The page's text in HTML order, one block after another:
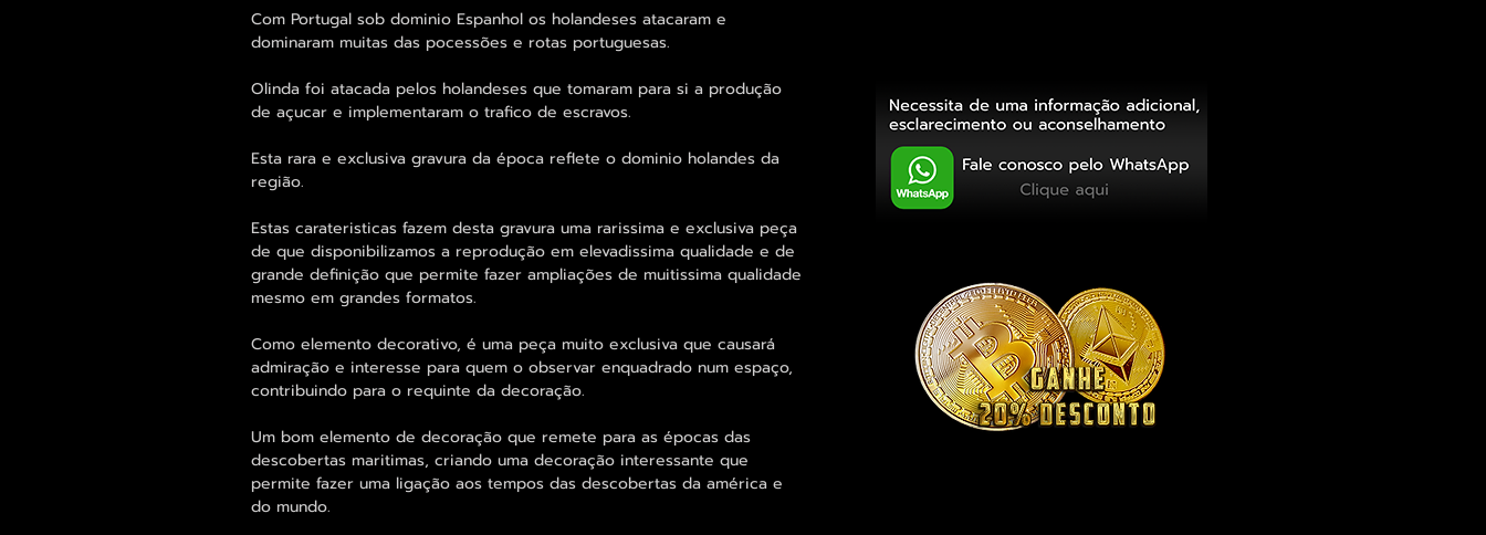
Com Portugal sob dominio Espanhol os holandeses atacaram e
dominaram muitas das pocessões e rotas portuguesas.
Olinda foi atacada pelos holandeses que tomaram para si a produção
de açucar e implementaram o trafico de escravos.
Esta rara e exclusiva gravura da época reflete o dominio holandes da
região.
Estas carateristicas fazem desta gravura uma rarissima e exclusiva peça
de que disponibilizamos a reprodução em elevadissima qualidade e de
grande definição que permite fazer ampliações de muitissima qualidade
mesmo em grandes formatos.
Como elemento decorativo, é uma peça muito exclusiva que causará
admiração e interesse para quem o observar enquadrado num espaço,
contribuindo para o requinte da decoração.
Um bom elemento de decoração que remete para as épocas das
descobertas maritimas, criando uma decoração interessante que
permite fazer uma ligação aos tempos das descobertas da américa e
do mundo.